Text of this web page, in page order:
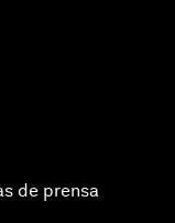
de prensa